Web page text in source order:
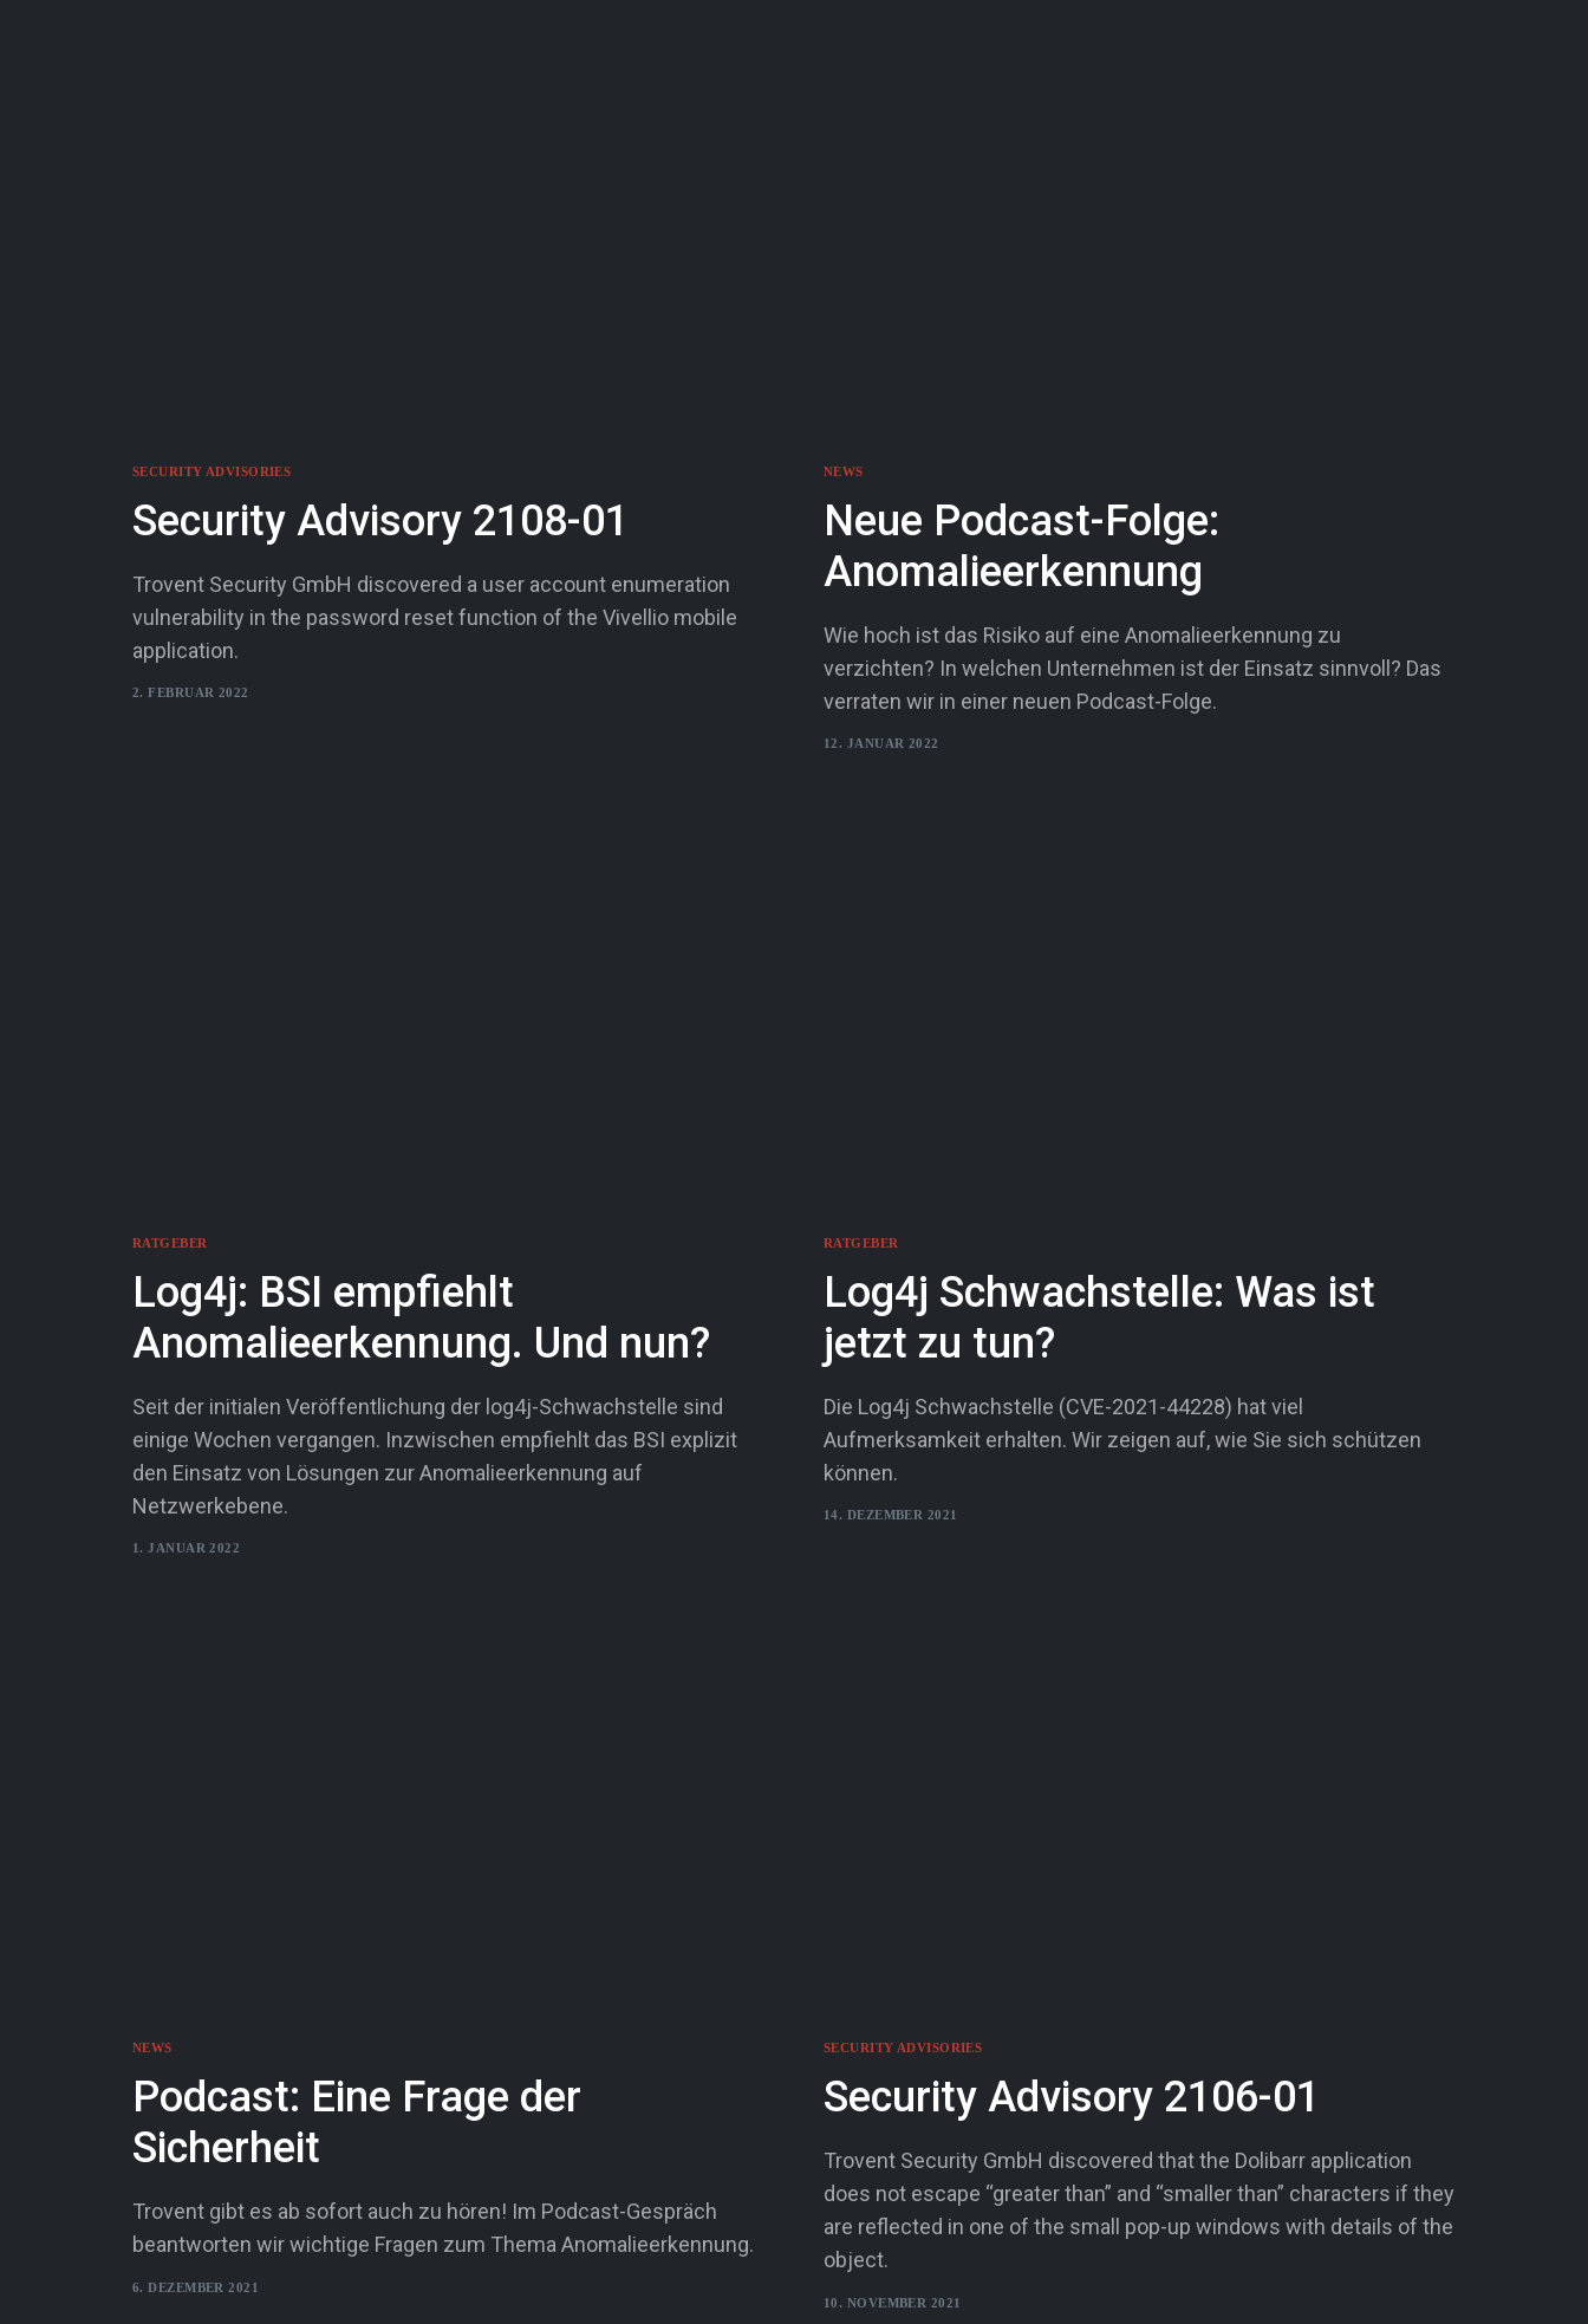
SECURITY ADVISORIES
Security Advisory 2108-01
Trovent Security GmbH discovered a user account enumeration
vulnerability in the password reset function of the Vivellio mobile
application.
2. FEBRUAR 2022
NEWS
Neue Podcast-Folge:
Anomalieerkennung
Wie hoch ist das Risiko auf eine Anomalieerkennung zu
verzichten? In welchen Unternehmen ist der Einsatz sinnvoll? Das
verraten wir in einer neuen Podcast-Folge.
12. JANUAR 2022
RATGEBER
Log4j: BSI empfiehlt
Anomalieerkennung. Und nun?
Seit der initialen Veröffentlichung der log4j-Schwachstelle sind
einige Wochen vergangen. Inzwischen empfiehlt das BSI explizit
den Einsatz von Lösungen zur Anomalieerkennung auf
Netzwerkebene.
1. JANUAR 2022
RATGEBER
Log4j Schwachstelle: Was ist
jetzt zu tun?
Die Log4j Schwachstelle (CVE-2021-44228) hat viel
Aufmerksamkeit erhalten. Wir zeigen auf, wie Sie sich schützen
können.
14. DEZEMBER 2021
NEWS
Podcast: Eine Frage der
Sicherheit
Trovent gibt es ab sofort auch zu hören! Im Podcast-Gespräch
beantworten wir wichtige Fragen zum Thema Anomalieerkennung.
6. DEZEMBER 2021
SECURITY ADVISORIES
Security Advisory 2106-01
Trovent Security GmbH discovered that the Dolibarr application
does not escape “greater than” and “smaller than” characters if they
are reflected in one of the small pop-up windows with details of the
object.
10. NOVEMBER 2021